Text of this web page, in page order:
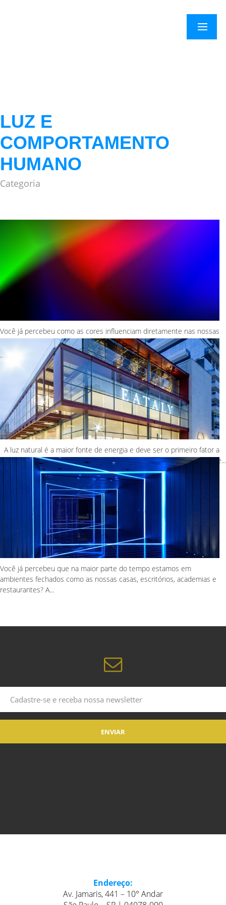
×
Menu
LUZ E
COMPORTAMENTO
HUMANO
Categoria
Você já percebeu como as cores influenciam diretamente nas nossas
emoções? Seja na iluminação de um ambiente, nos mobiliários e
paredes de uma...
A luz natural é a maior fonte de energia e deve ser o primeiro fator a
considerarmos em qualquer tipo de projeto. Atualmente, grande parte...
Você já percebeu que na maior parte do tempo estamos em
ambientes fechados como as nossas casas, escritórios, academias e
restaurantes? A...
Endereço:
Av. Jamaris, 441 – 10° Andar